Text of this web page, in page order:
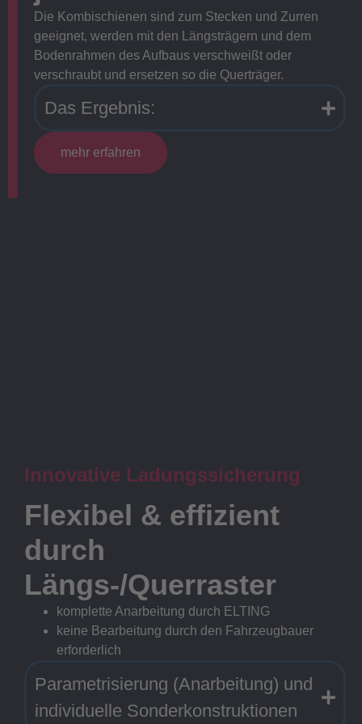
Die Kombischienen sind zum Stecken und Zurren
geeignet, werden mit den Längsträgern und dem
Bodenrahmen des Aufbaus verschweißt oder
verschraubt und ersetzen so die Querträger.
Das Ergebnis:
mehr erfahren
Innovative Ladungssicherung
Flexibel & effizient
durch
Längs-/Querraster
komplette Anarbeitung durch ELTING
keine Bearbeitung durch den Fahrzeugbauer
erforderlich
Parametrisierung (Anarbeitung) und
individuelle Sonderkonstruktionen